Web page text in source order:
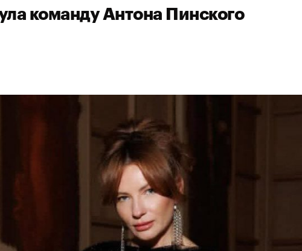
команду Антона Пинского